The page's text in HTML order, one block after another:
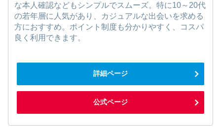
な本人確認などもシンプルでスムーズ。特に10～20代
の若年層に人気があり、カジュアルな出会いを求める
方におすすめ。ポイント制度も分かりやすく、コスパ
良く利用できます。
詳細ページ
公式ページ